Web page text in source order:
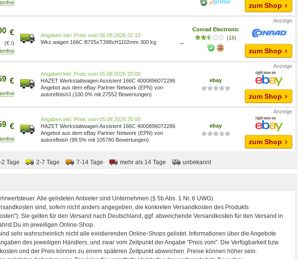
zum Shop
€
(€ /)
Preis vom 06.08.2026 02:10
Wkz.wagen 166C B725xT398xH1102mm 300 kg
...
Conrad Electronic
(16)
zum Shop
€
Preis vom 05.08.2026 20:00
HAZET Werkstattwagen Assistent 166C 4000896072286
Angebot aus dem eBay Partner Network (EPN) von
autorefinish3 (100.0% mit 27552 Bewertungen)
ebay
zum Shop
€
Preis vom 05.08.2026 20:00
HAZET Werkstattwagen Assistent 166C 4000896072286
Angebot aus dem eBay Partner Network (EPN) von
autorefinish (99.5% mit 105780 Bewertungen)
ebay
zum Shop
2 Tage 2-7 Tage 7-14 Tage mehr als 14 Tage unbekannt